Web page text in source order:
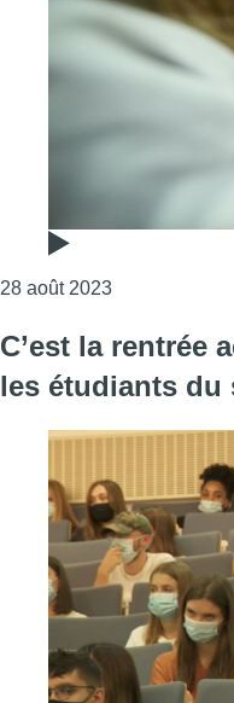
28 août 2023Consulter
C’est la rentrée
les étudiants du